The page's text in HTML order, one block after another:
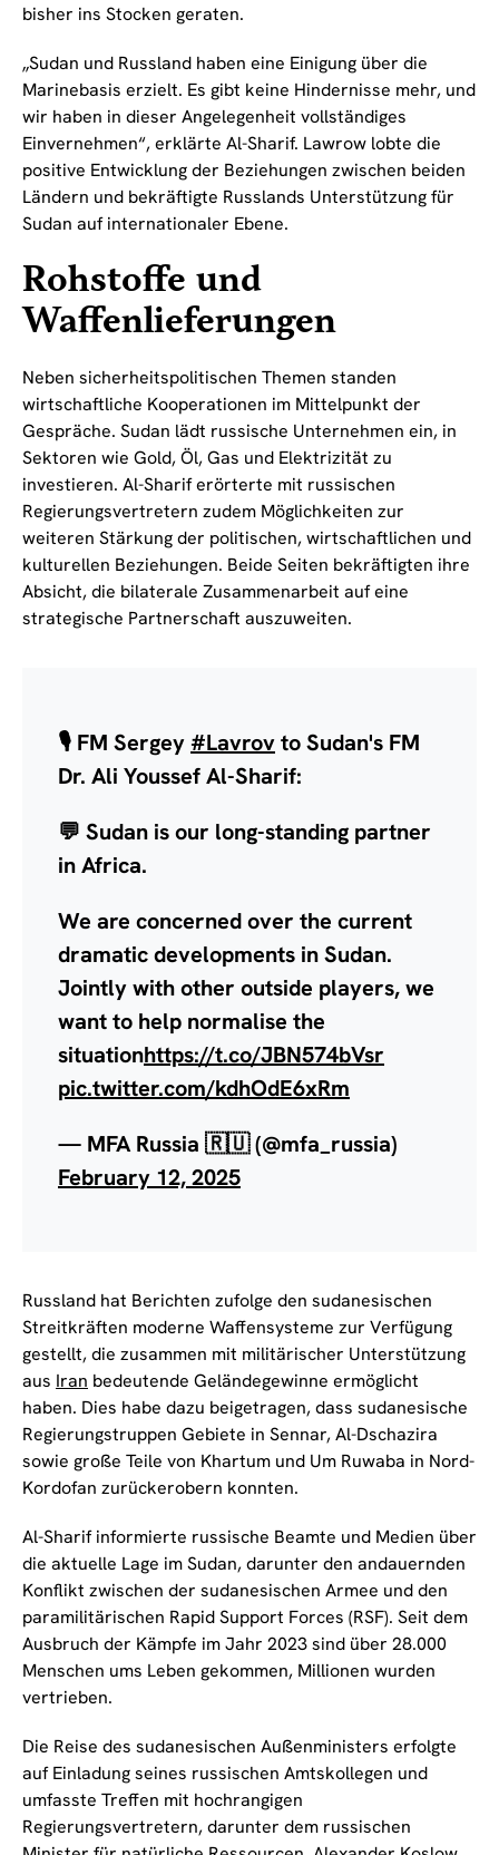
bisher ins Stocken geraten.
„Sudan und Russland haben eine Einigung über die
Marinebasis erzielt. Es gibt keine Hindernisse mehr, und
wir haben in dieser Angelegenheit vollständiges
Einvernehmen“, erklärte Al-Sharif. Lawrow lobte die
positive Entwicklung der Beziehungen zwischen beiden
Ländern und bekräftigte Russlands Unterstützung für
Sudan auf internationaler Ebene.
Rohstoffe und
Waffenlieferungen
Neben sicherheitspolitischen Themen standen
wirtschaftliche Kooperationen im Mittelpunkt der
Gespräche. Sudan lädt russische Unternehmen ein, in
Sektoren wie Gold, Öl, Gas und Elektrizität zu
investieren. Al-Sharif erörterte mit russischen
Regierungsvertretern zudem Möglichkeiten zur
weiteren Stärkung der politischen, wirtschaftlichen und
kulturellen Beziehungen. Beide Seiten bekräftigten ihre
Absicht, die bilaterale Zusammenarbeit auf eine
strategische Partnerschaft auszuweiten.
🎙 FM Sergey #Lavrovto Sudan's FM
Dr. Ali Youssef Al-Sharif:
💬 Sudan is our long-standing partner
in Africa.
We are concerned over the current
dramatic developments in Sudan.
Jointly with other outside players, we
want to help normalise the
situationhttps://t.co/JBN574bVsr
pic.twitter.com/kdhOdE6xRm
— MFA Russia 🇷🇺 (@mfa_russia)
February 12, 2025
Russland hat Berichten zufolge den sudanesischen
Streitkräften moderne Waffensysteme zur Verfügung
gestellt, die zusammen mit militärischer Unterstützung
aus Iran bedeutende Geländegewinne ermöglicht
haben. Dies habe dazu beigetragen, dass sudanesische
Regierungstruppen Gebiete in Sennar, Al-Dschazira
sowie große Teile von Khartum und Um Ruwaba in Nord-
Kordofan zurückerobern konnten.
Al-Sharif informierte russische Beamte und Medien über
die aktuelle Lage im Sudan, darunter den andauernden
Konflikt zwischen der sudanesischen Armee und den
paramilitärischen Rapid Support Forces (RSF). Seit dem
Ausbruch der Kämpfe im Jahr 2023 sind über 28.000
Menschen ums Leben gekommen, Millionen wurden
vertrieben.
Die Reise des sudanesischen Außenministers erfolgte
auf Einladung seines russischen Amtskollegen und
umfasste Treffen mit hochrangigen
Regierungsvertretern, darunter dem russischen